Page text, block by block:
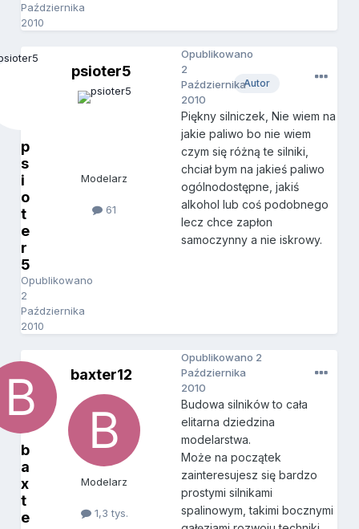
Października
2010
p
s
i
o
t
e
r
5
Opublikowano
2
Października
2010
psioter5
Modelarz
61
Autor
Opublikowano
2
Października
2010
Piękny silniczek, Nie wiem na
jakie paliwo bo nie wiem
czym się różną te silniki,
chciał bym na jakieś paliwo
ogólnodostępne, jakiś
alkohol lub coś podobnego
lecz chce zapłon
samoczynny a nie iskrowy.
b
a
x
t
e
baxter12
Modelarz
1,3 tys.
Opublikowano 2
Października
2010
Budowa silników to cała
elitarna dziedzina
modelarstwa.
Może na początek
zainteresujesz się bardzo
prostymi silnikami
spalinowym, takimi bocznymi